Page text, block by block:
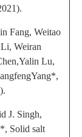
Fang, Weitao
Weiran
Lu,
J. Singh,
*, Solid salt